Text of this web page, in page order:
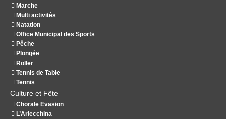
Marche
Multi activités
Natation
Office Municipal des Sports
Pêche
Plongée
Roller
Tennis de Table
Tennis
Culture et Fête
Chorale Evasion
L’Arlecchina